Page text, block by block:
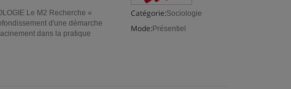
Catégorie:Sociologie
Mode: Présentiel
Le M2 Recherche «
d'une démarche
dans la pratique